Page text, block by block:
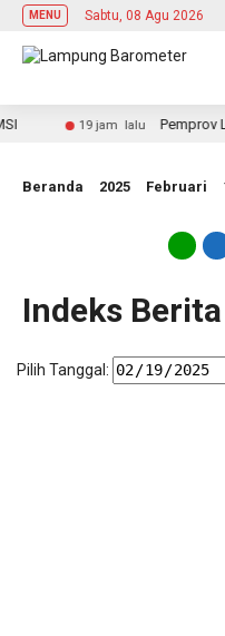
MENU Sabtu, 08 Agu 2026
19 jam lalu Pemprov
Beranda 2025 Februari
Indeks
Pilih Tanggal: